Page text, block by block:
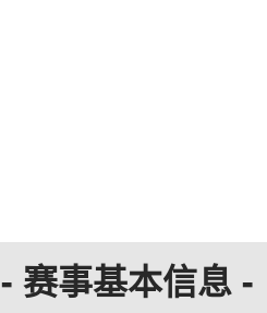
- 赛事基本信息 -